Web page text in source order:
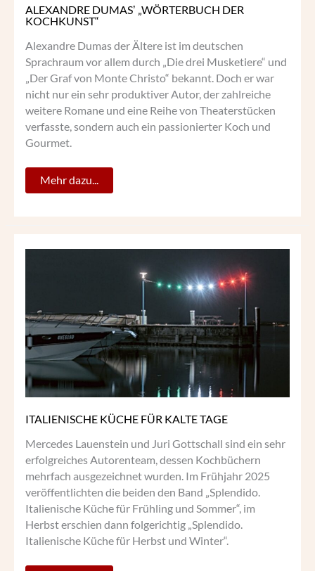
ALEXANDRE DUMASʼ „WÖRTERBUCH DER
KOCHKUNST“
Alexandre Dumas der Ältere ist im deutschen
Sprachraum vor allem durch „Die drei Musketiere“ und
„Der Graf von Monte Christo“ bekannt. Doch er war
nicht nur ein sehr produktiver Autor, der zahlreiche
weitere Romane und eine Reihe von Theaterstücken
verfasste, sondern auch ein passionierter Koch und
Gourmet.
Mehr dazu...
ITALIENISCHE KÜCHE FÜR KALTE TAGE
Mercedes Lauenstein und Juri Gottschall sind ein sehr
erfolgreiches Autorenteam, dessen Kochbüchern
mehrfach ausgezeichnet wurden. Im Frühjahr 2025
veröffentlichten die beiden den Band „Splendido.
Italienische Küche für Frühling und Sommer“, im
Herbst erschien dann folgerichtig „Splendido.
Italienische Küche für Herbst und Winter“.
ITALIENISCHE